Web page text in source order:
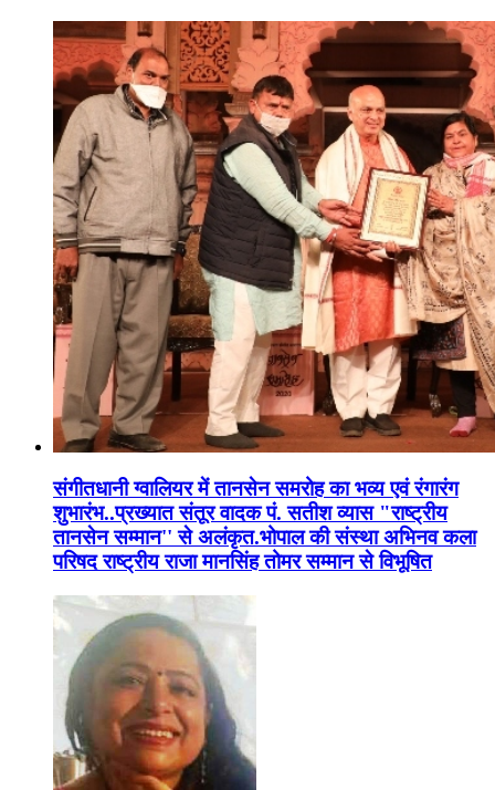
संगीतधानी ग्वालियर में तानसेन समरोह का भव्य एवं रंगारंग
शुभारंभ..प्रख्यात संतूर वादक पं. सतीश व्यास "राष्ट्रीय
तानसेन सम्मान'' से अलंकृत.भोपाल की संस्था अभिनव कला
परिषद राष्ट्रीय राजा मानसिंह तोमर सम्मान से विभूषित